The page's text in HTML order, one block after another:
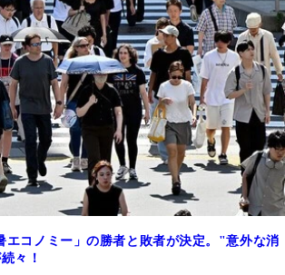
エコノミー」の勝者と敗者が決定。"意外な消
々！